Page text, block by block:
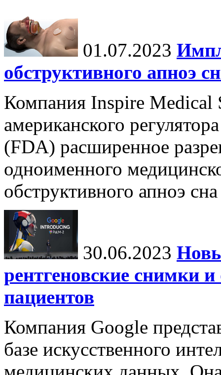
01.07.2023
обструктивного апноэ
Компания Inspire Medical
американского
(FDA) расширенное
одноименного
обструктивного апноэ
30.06.2023
рентгеновские снимки
пациентов
Компания Google
базе искусственного